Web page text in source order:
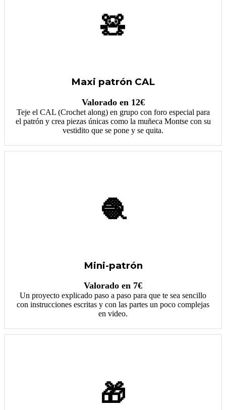
🧸
Maxi patrón CAL
Valorado en 12€
Teje el CAL (Crochet along) en grupo con foro especial para
el patrón y crea piezas únicas como la muñeca Montse con su
vestidito que se pone y se quita.
🧶
Mini-patrón
Valorado en 7€
Un proyecto explicado paso a paso para que te sea sencillo
con instrucciones escritas y con las partes un poco complejas
en video.
🎁